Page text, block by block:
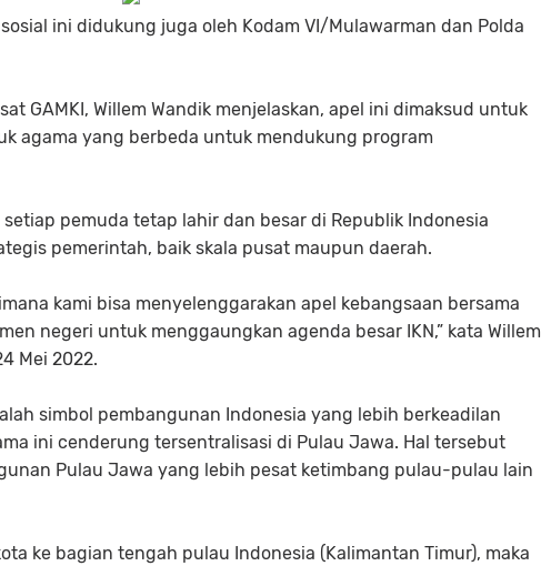
ini didukung juga oleh Kodam VI/Mulawarman dan Polda
GAMKI, Willem Wandik menjelaskan, apel ini dimaksud untuk
agama yang berbeda untuk mendukung program
pemuda tetap lahir dan besar di Republik Indonesia
pemerintah, baik skala pusat maupun daerah.
kami bisa menyelenggarakan apel kebangsaan bersama
negeri untuk menggaungkan agenda besar IKN,” kata Willem
Mei 2022.
simbol pembangunan Indonesia yang lebih berkeadilan
ini cenderung tersentralisasi di Pulau Jawa. Hal tersebut
Pulau Jawa yang lebih pesat ketimbang pulau-pulau lain
ke bagian tengah pulau Indonesia (Kalimantan Timur), maka